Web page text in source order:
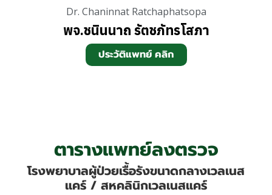
Dr. Chaninnat Ratchaphatsopa
พจ.ชนินนาถ รัตชภัทรโสภา
ประวัติแพทย์ คลิก
ตารางแพทย์ลงตรวจ
โรงพยาบาลผู้ป่วยเรื้อรังขนาดกลางเวลเนส
แคร์ / สหคลินิกเวลเนสแคร์